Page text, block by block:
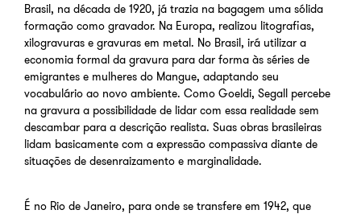
Brasil, na década de 1920, já trazia na bagagem uma sólida
formação como gravador. Na Europa, realizou litografias,
xilogravuras e gravuras em metal. No Brasil, irá utilizar a
economia formal da gravura para dar forma às séries de
emigrantes e mulheres do Mangue, adaptando seu
vocabulário ao novo ambiente. Como Goeldi, Segall percebe
na gravura a possibilidade de lidar com essa realidade sem
descambar para a descrição realista. Suas obras brasileiras
lidam basicamente com a expressão compassiva diante de
situações de desenraizamento e marginalidade.
É no Rio de Janeiro, para onde se transfere em 1942, que